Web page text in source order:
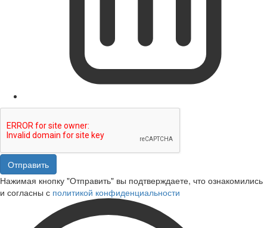
Отправить
Нажимая кнопку "Отправить" вы подтверждаете, что ознакомились
и согласны с политикой конфиденциальности